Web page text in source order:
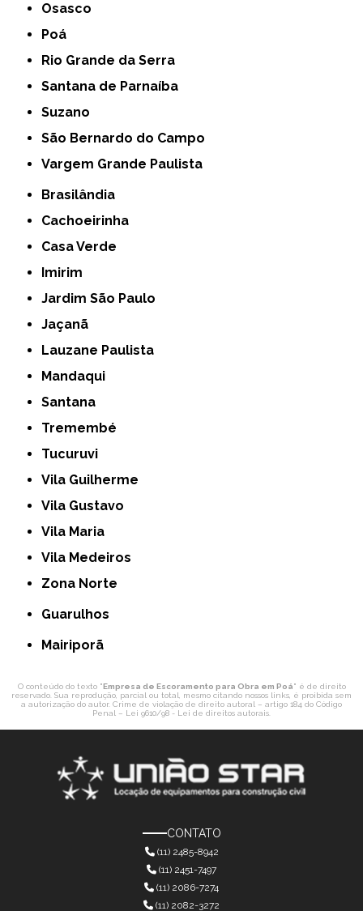
Osasco
Poá
Rio Grande da Serra
Santana de Parnaíba
Suzano
São Bernardo do Campo
Vargem Grande Paulista
Brasilândia
Cachoeirinha
Casa Verde
Imirim
Jardim São Paulo
Jaçanã
Lauzane Paulista
Mandaqui
Santana
Tremembé
Tucuruvi
Vila Guilherme
Vila Gustavo
Vila Maria
Vila Medeiros
Zona Norte
Guarulhos
Mairiporã
O conteúdo do texto " Empresa de Escoramento para Obra em Poá" é de direito
reservado. Sua reprodução, parcial ou total, mesmo citando nossos links, é proibida sem
a autorização do autor. Crime de violação de direito autoral – artigo 184 do Código
Penal – Lei 9610/98 - Lei de direitos autorais.
CONTATO
(11) 2485-8942
(11) 2451-7497
(11) 2086-7274
(11) 2082-3272